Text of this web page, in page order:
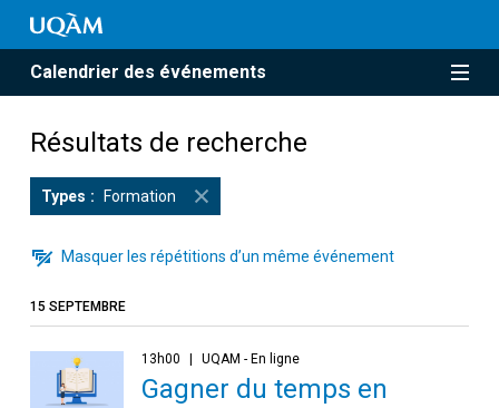
Calendrier des événements
Résultats de recherche
Types Formation
Masquer les répétitions d’un même événement
15 SEPTEMBRE
13h00 UQAM - En ligne
Gagner du temps en